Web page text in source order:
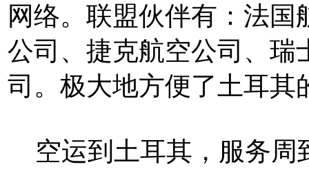
网络。联盟伙伴有：法
公司、捷克航空公司、瑞
司。极大地方便了土耳其
空运到土耳其，服务周